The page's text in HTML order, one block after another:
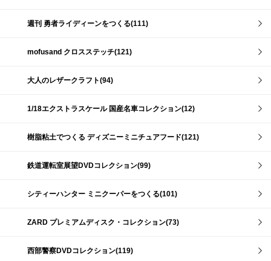
週刊 勇者ライディーンをつくる(111)
mofusand クロスステッチ(121)
大人のレザークラフト(94)
1/18エクストラスケール 国産名車コレクション(12)
樹脂粘土でつくる ディズニーミニチュアフード(121)
鉄道運転室展望DVDコレクション(99)
シティーハンター ミニクーパーをつくる(101)
ZARD プレミアムディスク・コレクション(73)
西部警察DVDコレクション(119)